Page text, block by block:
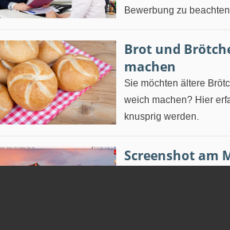
Bewerbung zu
Brot und
machen
Sie möchten ältere
weich machen? Hier
knusprig werden.
Screenshot am